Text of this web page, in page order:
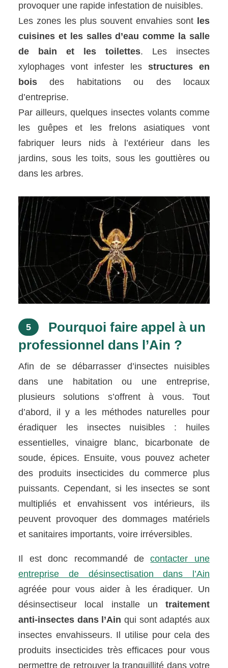
provoquer une rapide infestation de nuisibles.
Les zones les plus souvent envahies sontles
cuisines et les salles d’eau comme la salle
de bain et les toilettes. Les insectes
xylophages vont infester lesstructures en
bois des habitations ou des locaux
d’entreprise.
Par ailleurs, quelques insectes volants comme
les guêpes et les frelons asiatiques vont
fabriquer leurs nids à l’extérieur dans les
jardins, sous les toits, sous les gouttières ou
dans les arbres.
5
Pourquoi faire appel à un
professionnel dans l’Ain ?
Afin de se débarrasser d’insectes nuisibles
dans une habitation ou une entreprise,
plusieurs solutions s’offrent à vous. Tout
d’abord, il y a les méthodes naturelles pour
éradiquer les insectes nuisibles : huiles
essentielles, vinaigre blanc, bicarbonate de
soude, épices. Ensuite, vous pouvez acheter
des produits insecticides du commerce plus
puissants. Cependant, si les insectes se sont
multipliés et envahissent vos intérieurs, ils
peuvent provoquer des dommages matériels
et sanitaires importants, voire irréversibles.
Il est donc recommandé decontacter une
entreprise de désinsectisation dans l’Ain
agréée pour vous aider à les éradiquer. Un
désinsectiseur local installe un traitement
anti-insectes dans l’Ain qui sont adaptés aux
insectes envahisseurs. Il utilise pour cela des
produits insecticides très efficaces pour vous
permettre de retrouver la tranquillité dans votre